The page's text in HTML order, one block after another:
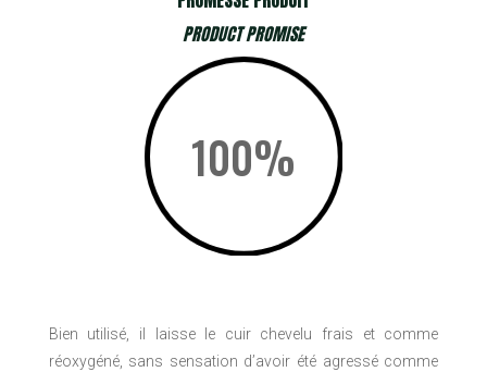
PRODUCT PROMISE
100%
Bien utilisé, il laisse le cuir chevelu frais et comme
réoxygéné, sans sensation d’avoir été agressé comme